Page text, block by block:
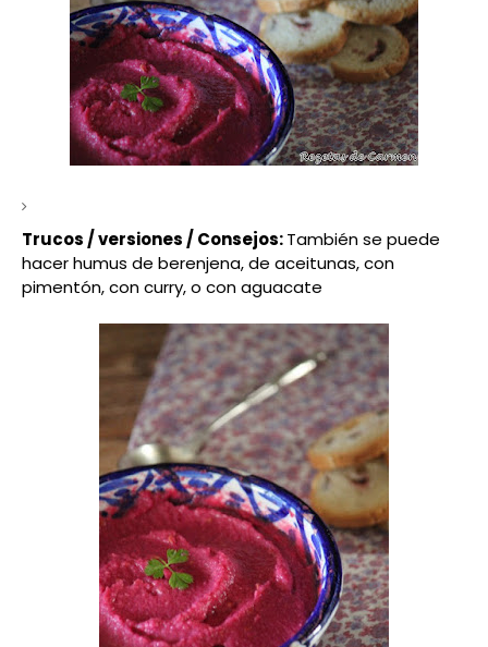
Trucos / versiones / Consejos:También se puede
hacer humus de berenjena, de aceitunas, con
pimentón, con curry, o con aguacate